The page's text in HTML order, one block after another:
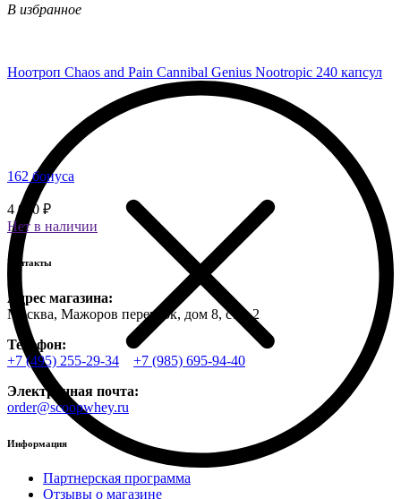
В избранное
Ноотроп Chaos and Pain Cannibal Genius Nootropic 240 капсул
162 бонуса
4 050 ₽
Нет в наличии
Контакты
Адрес магазина:
Москва, Мажоров переулок, дом 8, стр. 2
Телефон:
+7 (495) 255-29-34
+7 (985) 695-94-40
Электронная почта:
order@scoopwhey.ru
Информация
Партнерская программа
Отзывы о магазине